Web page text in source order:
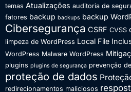
temas Atualizações auditoria de
fatores backup backups backup
Cibersegurança CSRF CVSS
limpeza de WordPress Local File
WordPress Malware WordPress
plugins plugins de segurança prevenção
proteção de dados
redirecionamentos maliciosos